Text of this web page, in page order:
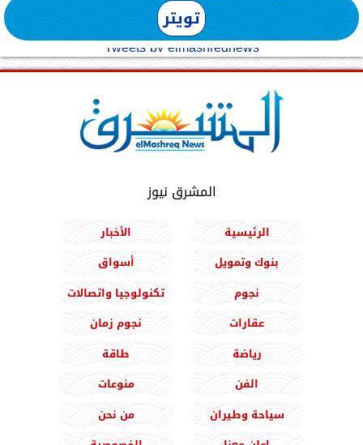
تويتر
Tweets by elmashreqnews
المشرق نيوز
الرئيسية
الأخبار
بنوك وتمويل
أسواق
نجوم
تكنولوجيا واتصالات
عقارات
نجوم زمان
رياضة
طاقة
الفن
منوعات
سياحة وطيران
من نحن